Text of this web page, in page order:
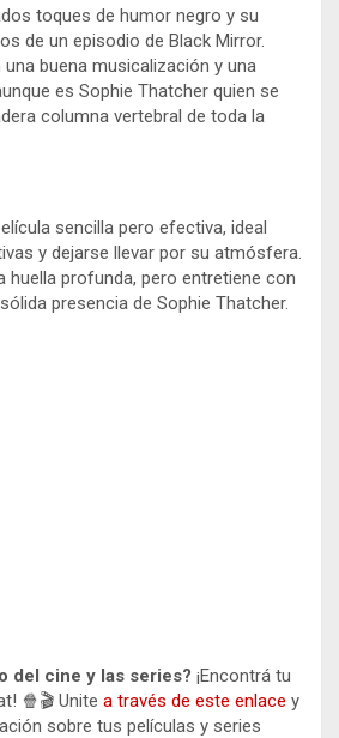
toques de humor negro y su
de un episodio de Black Mirror.
buena musicalización y una
es Sophie Thatcher quien se
columna vertebral de toda la
sencilla pero efectiva, ideal
y dejarse llevar por su atmósfera.
huella profunda, pero entretiene con
presencia de Sophie Thatcher.
del cine y las series? ¡Encontrá tu
🍿🎬 Unite a través de este enlace y
sobre tus películas y series